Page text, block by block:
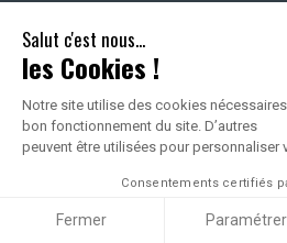
Salut c'est nous...
les Cookies !
Notre site utilise des cookies
bon fonctionnement du site. D’autres
peuvent être utilisées pour personnaliser
Consentements certifiés
Fermer Paramétrer
LES CENTRES
Brabant
Bruxelles
Charleroi
Luxembourg
Mons